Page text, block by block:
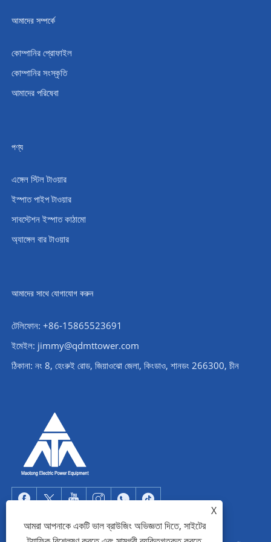
আমাদের সম্পর্কে
কোম্পানির প্রোফাইল
কোম্পানির সংস্কৃতি
আমাদের পরিষেবা
পণ্য
এঙ্গেল স্টিল টাওয়ার
ইস্পাত পাইপ টাওয়ার
সাবস্টেশন ইস্পাত কাঠামো
অ্যাঙ্গেল বার টাওয়ার
আমাদের সাথে যোগাযোগ করুন
টেলিফোন: +86-15865523691
ইমেইল: jimmy@qdmttower.com
ঠিকানা: নং 8, হেংরুই রোড, জিয়াওঝো জেলা, কিংডাও, শানডং 266300, চীন
X
আমরা আপনাকে একটি ভাল ব্রাউজিং অভিজ্ঞতা দিতে, সাইটের